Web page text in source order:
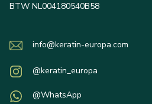
BTW NL004180540B58
info@keratin-europa.com
@keratin_europa
@WhatsApp